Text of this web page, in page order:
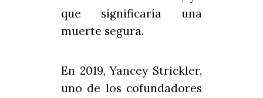
que significaría una
muerte segura.
En 2019, Yancey Strickler,
uno de los cofundadores